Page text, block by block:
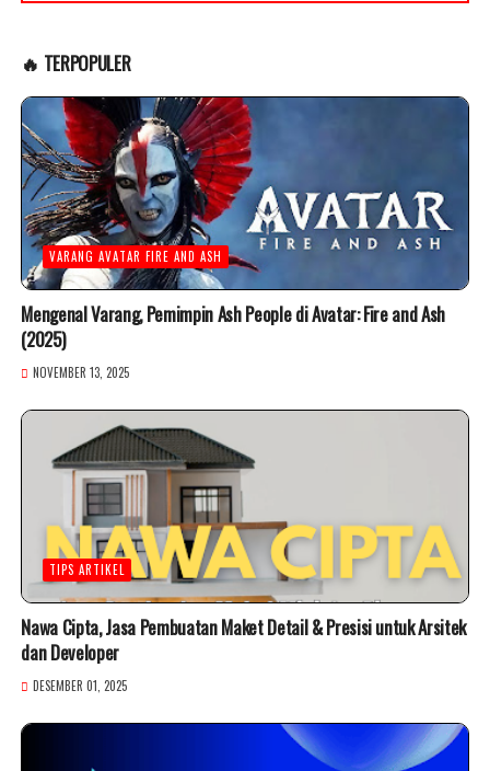
🔥 TERPOPULER
VARANG AVATAR FIRE AND ASH
Mengenal Varang, Pemimpin Ash People di Avatar: Fire and Ash
(2025)
NOVEMBER 13, 2025
TIPS ARTIKEL
Nawa Cipta, Jasa Pembuatan Maket Detail & Presisi untuk Arsitek
dan Developer
DESEMBER 01, 2025